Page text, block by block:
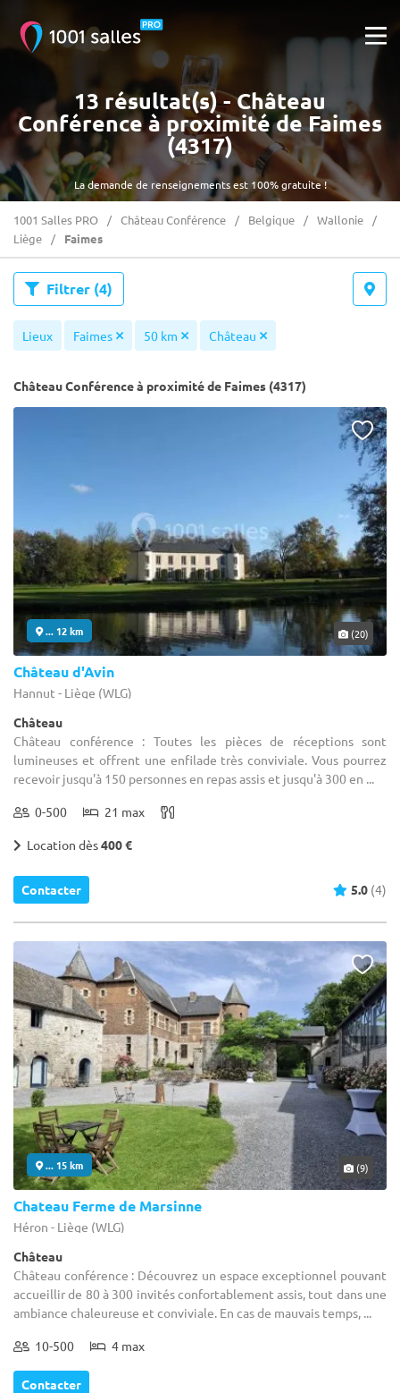
La demande de renseignements est 100% gratuite !
13 résultat(s) - Château
Conférence à proximité de Faimes
(4317)
1001 Salles PRO Château Conférence Belgique
Wallonie
Liège
Faimes
Filtrer (4)
Lieux Faimes 50 km Château
Château Conférence à proximité de Faimes (4317)
... 12 km (20)
Château d'Avin
Hannut - Liège (WLG)
Château
Château conférence : Toutes les pièces de réceptions sont
lumineuses et offrent une enfilade très conviviale. Vous pourrez
recevoir jusqu'à 150 personnes en repas assis et jusqu'à 300 en ...
0-500 21 max
Location dès400 €
Contacter 5.0 (4)
... 15 km (9)
Chateau Ferme de Marsinne
Héron - Liège (WLG)
Château
Château conférence : Découvrez un espace exceptionnel pouvant
accueillir de 80 à 300 invités confortablement assis, tout dans une
ambiance chaleureuse et conviviale. En cas de mauvais temps, ...
10-500 4 max
Contacter